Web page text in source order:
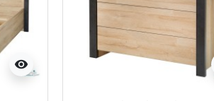
visibility